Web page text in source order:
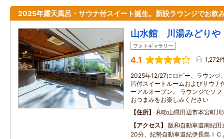
2025年露天風呂・サウナ付スイート誕生。新設ラウンジでお飲
山水館 川湯みどりや
フォトギャラリー
4.1 1,272
2025年12/27にロビー、ラウンジ
呂付スイートルームおよびサウナ
ーアルオープン。 ラウンジでソ
おつまみをお楽しみください
住所
和歌山県田辺市本宮町川
アクセス
阪和自動車道南紀
20分、紀勢自動車道紀伊長島Ｉ